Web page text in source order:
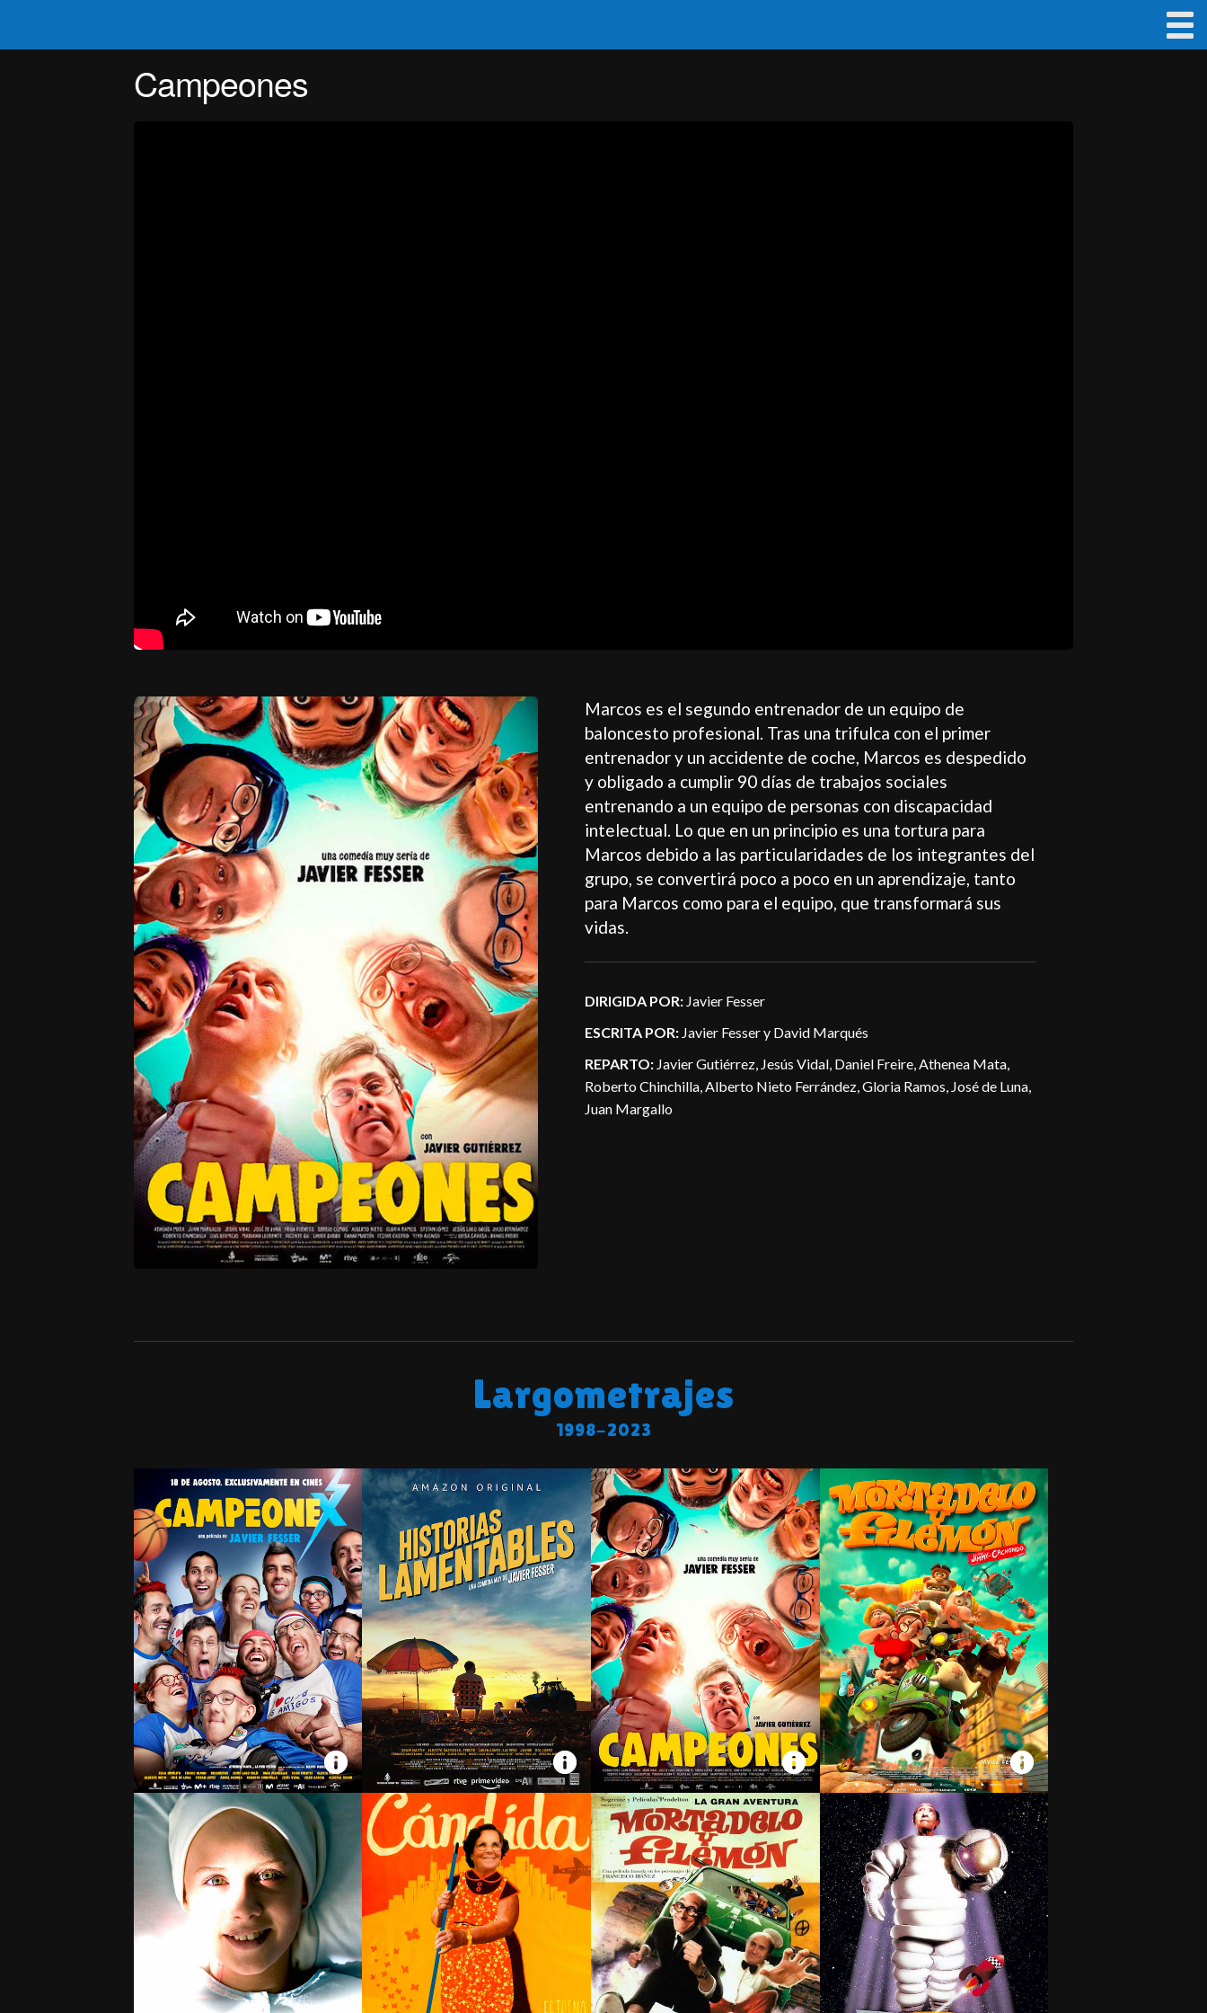
Campeones
Marcos es el segundo entrenador de un equipo de
baloncesto profesional. Tras una trifulca con el primer
entrenador y un accidente de coche, Marcos es despedido
y obligado a cumplir 90 días de trabajos sociales
entrenando a un equipo de personas con discapacidad
intelectual. Lo que en un principio es una tortura para
Marcos debido a las particularidades de los integrantes del
grupo, se convertirá poco a poco en un aprendizaje, tanto
para Marcos como para el equipo, que transformará sus
vidas.
DIRIGIDA POR: Javier Fesser
ESCRITA POR: Javier Fesser y David Marqués
REPARTO: Javier Gutiérrez, Jesús Vidal, Daniel Freire, Athenea Mata,
Roberto Chinchilla, Alberto Nieto Ferrández, Gloria Ramos, José de Luna,
Juan Margallo
Largometrajes
1998-2023